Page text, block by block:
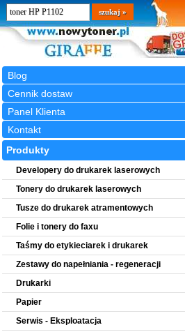
Blog
Cennik dostaw
Panel Klienta
Kontakt
Wyszukiwarka
szukaj
Produkty
Developery do drukarek laserowych
Tonery do drukarek laserowych
Tusze do drukarek atramentowych
Folie i tonery do faxu
Taśmy do etykieciarek i drukarek
Zestawy do napełniania - regeneracji
Drukarki
Papier
Serwis - Eksploatacja